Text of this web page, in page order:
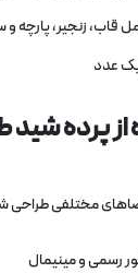
قاب، زنجیر، پارچه
عدد
از پرده
مختلفی طراحی
رسمی و مینیمال